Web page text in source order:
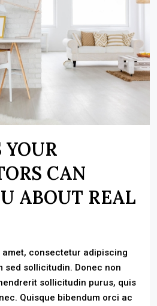
CAN
ABOUT REAL
consectetur adipiscing
sed sollicitudin. Donec non
sollicitudin purus, quis
Quisque bibendum orci ac